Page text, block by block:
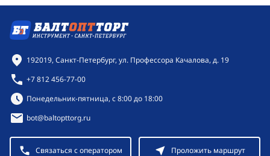
Контактная информация
192019, Санкт-Петербург, ул. Профессора Качалова, д. 19
+7 812 456-77-00
Режим работы:
Понедельник-пятница, с 8:00 до 18:00
bot@baltopttorg.ru
Связаться с оператором Проложить маршрут